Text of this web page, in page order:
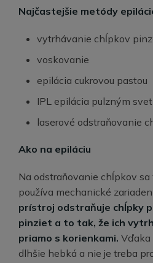
Najčastejšie metódy
vytrhávanie chĺpkov
voskovanie
epilácia cukrovou pastou
IPL epilácia pulzným
laserové odstraňovanie
Ako na epiláciu
Na odstraňovanie chĺpkov
používa mechanické
prístroj odstraňuje chĺpky
pinziet a to tak, že ich
priamo s korienkami. Vďaka
dlhšie hebká a nie je treba